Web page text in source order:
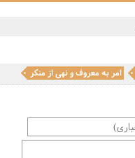
امر به معروف و نهی از منکر